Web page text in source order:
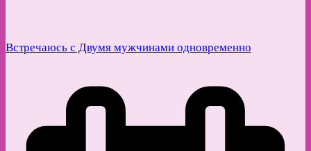
Встречаюсь с Двумя мужчинами одновременно